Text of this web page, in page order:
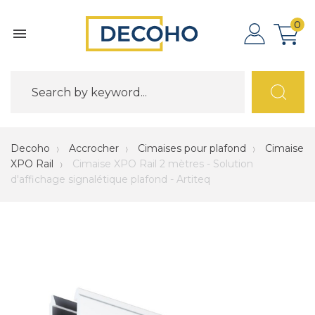

0
Decoho Accrocher Cimaises pour plafond
Cimaise
XPO Rail
Cimaise XPO Rail 2 mètres - Solution
d'affichage signalétique plafond - Artiteq